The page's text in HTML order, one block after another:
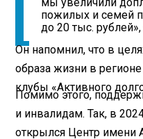
пожилых и семей
до 20 тыс.
Он напомнил, что в
образа жизни в
клубы «Активного
Помимо этого,
и инвалидам. Так, в
открылся Центр имени